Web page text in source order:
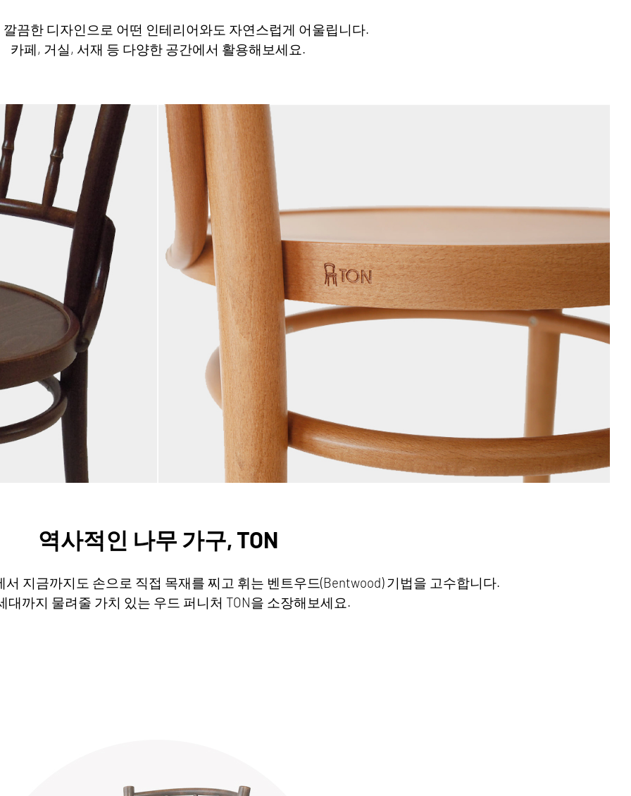
끔한 디자인으로 어떤 인테리어와도 자연스럽게 어울립니다.
카페, 거실, 서재 등 다양한 공간에서 활용해보세요.
역사적인 나무 가구, TON
서 지금까지도 손으로 직접 목재를 찌고 휘는 벤트우드(Bentwood) 기법을 고수합니다.
대까지 물려줄 가치 있는 우드 퍼니처 TON을 소장해보세요.